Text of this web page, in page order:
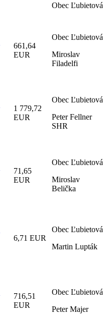
Obec Ľubietová
661,64
EUR
Obec Ľubietová
Miroslav
Filadelfi
1 779,72
EUR
Obec Ľubietová
Peter Fellner
SHR
71,65
EUR
Obec Ľubietová
Miroslav
Belička
6,71 EUR
Obec Ľubietová
Martin Lupták
716,51
EUR
Obec Ľubietová
Peter Majer